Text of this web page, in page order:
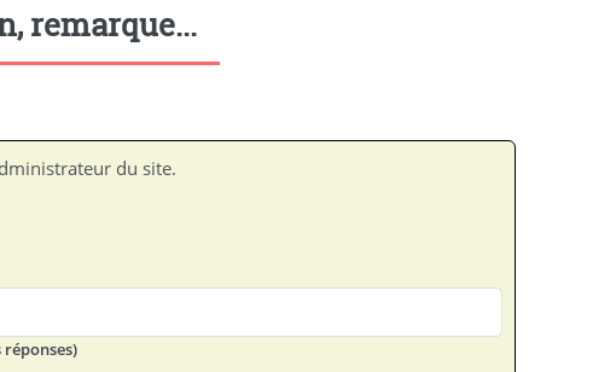
remarque...
du site.